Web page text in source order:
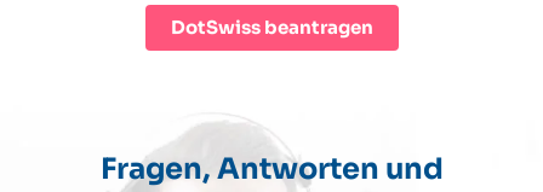
DotSwiss beantragen
Fragen, Antworten und